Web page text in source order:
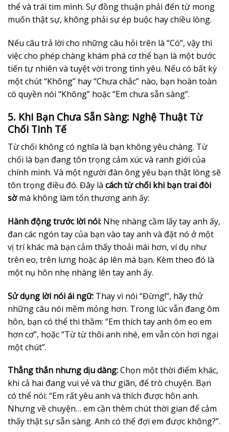
thể và trái tim mình. Sự đồng thuận phải đến từ mong
muốn thật sự, không phải sự ép buộc hay chiều lòng.
Nếu câu trả lời cho những câu hỏi trên là “Có”, vậy thì
việc cho phép chàng khám phá cơ thể bạn là một bước
tiến tự nhiên và tuyệt vời trong tình yêu. Nếu có bất kỳ
một chút “Không” hay “Chưa chắc” nào, bạn hoàn toàn
có quyền nói “Không” hoặc “Em chưa sẵn sàng”.
5. Khi Bạn Chưa Sẵn Sàng: Nghệ Thuật Từ
Chối Tinh Tế
Từ chối không có nghĩa là bạn không yêu chàng. Từ
chối là bạn đang tôn trọng cảm xúc và ranh giới của
chính mình. Và một người đàn ông yêu bạn thật lòng sẽ
tôn trọng điều đó. Đây là cách từ chối khi bạn trai đòi
sờmà không làm tổn thương anh ấy:
Hành động trước lời nói: Nhẹ nhàng cầm lấy tay anh ấy,
đan các ngón tay của bạn vào tay anh và đặt nó ở một
vị trí khác mà bạn cảm thấy thoải mái hơn, ví dụ như
trên eo, trên lưng hoặc áp lên má bạn. Kèm theo đó là
một nụ hôn nhẹ nhàng lên tay anh ấy.
Sử dụng lời nói ái ngữ: Thay vì nói “Đừng!”, hãy thử
những câu nói mềm mỏng hơn. Trong lúc vẫn đang ôm
hôn, bạn có thể thì thầm: “Em thích tay anh ôm eo em
hơn cơ”, hoặc “Từ từ thôi anh nhé, em vẫn còn hơi ngại
một chút”.
Thẳng thắn nhưng dịu dàng:Chọn một thời điểm khác,
khi cả hai đang vui vẻ và thư giãn, để trò chuyện. Bạn
có thể nói: “Em rất yêu anh và thích được hôn anh.
Nhưng về chuyện… em cần thêm chút thời gian để cảm
thấy thật sự sẵn sàng. Anh có thể đợi em được không?”.